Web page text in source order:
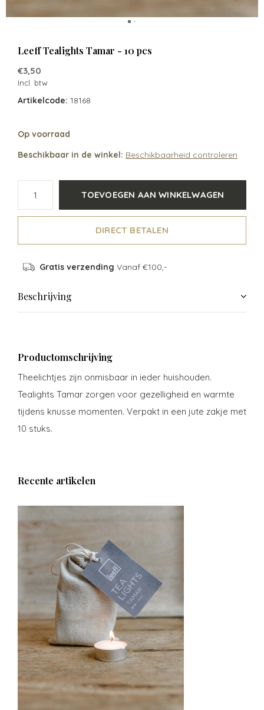
Leeff Tealights Tamar - 10 pcs
€3,50
Incl. btw
Artikelcode: 18168
Op voorraad
Beschikbaar in de winkel: Beschikbaarheid controleren
TOEVOEGEN AAN WINKELWAGEN
DIRECT BETALEN
Gratis verzending Vanaf €100,-
Beschrijving
Productomschrijving
Theelichtjes zijn onmisbaar in ieder huishouden.
Tealights Tamar zorgen voor gezelligheid en warmte
tijdens knusse momenten. Verpakt in een jute zakje met
10 stuks.
Recente artikelen